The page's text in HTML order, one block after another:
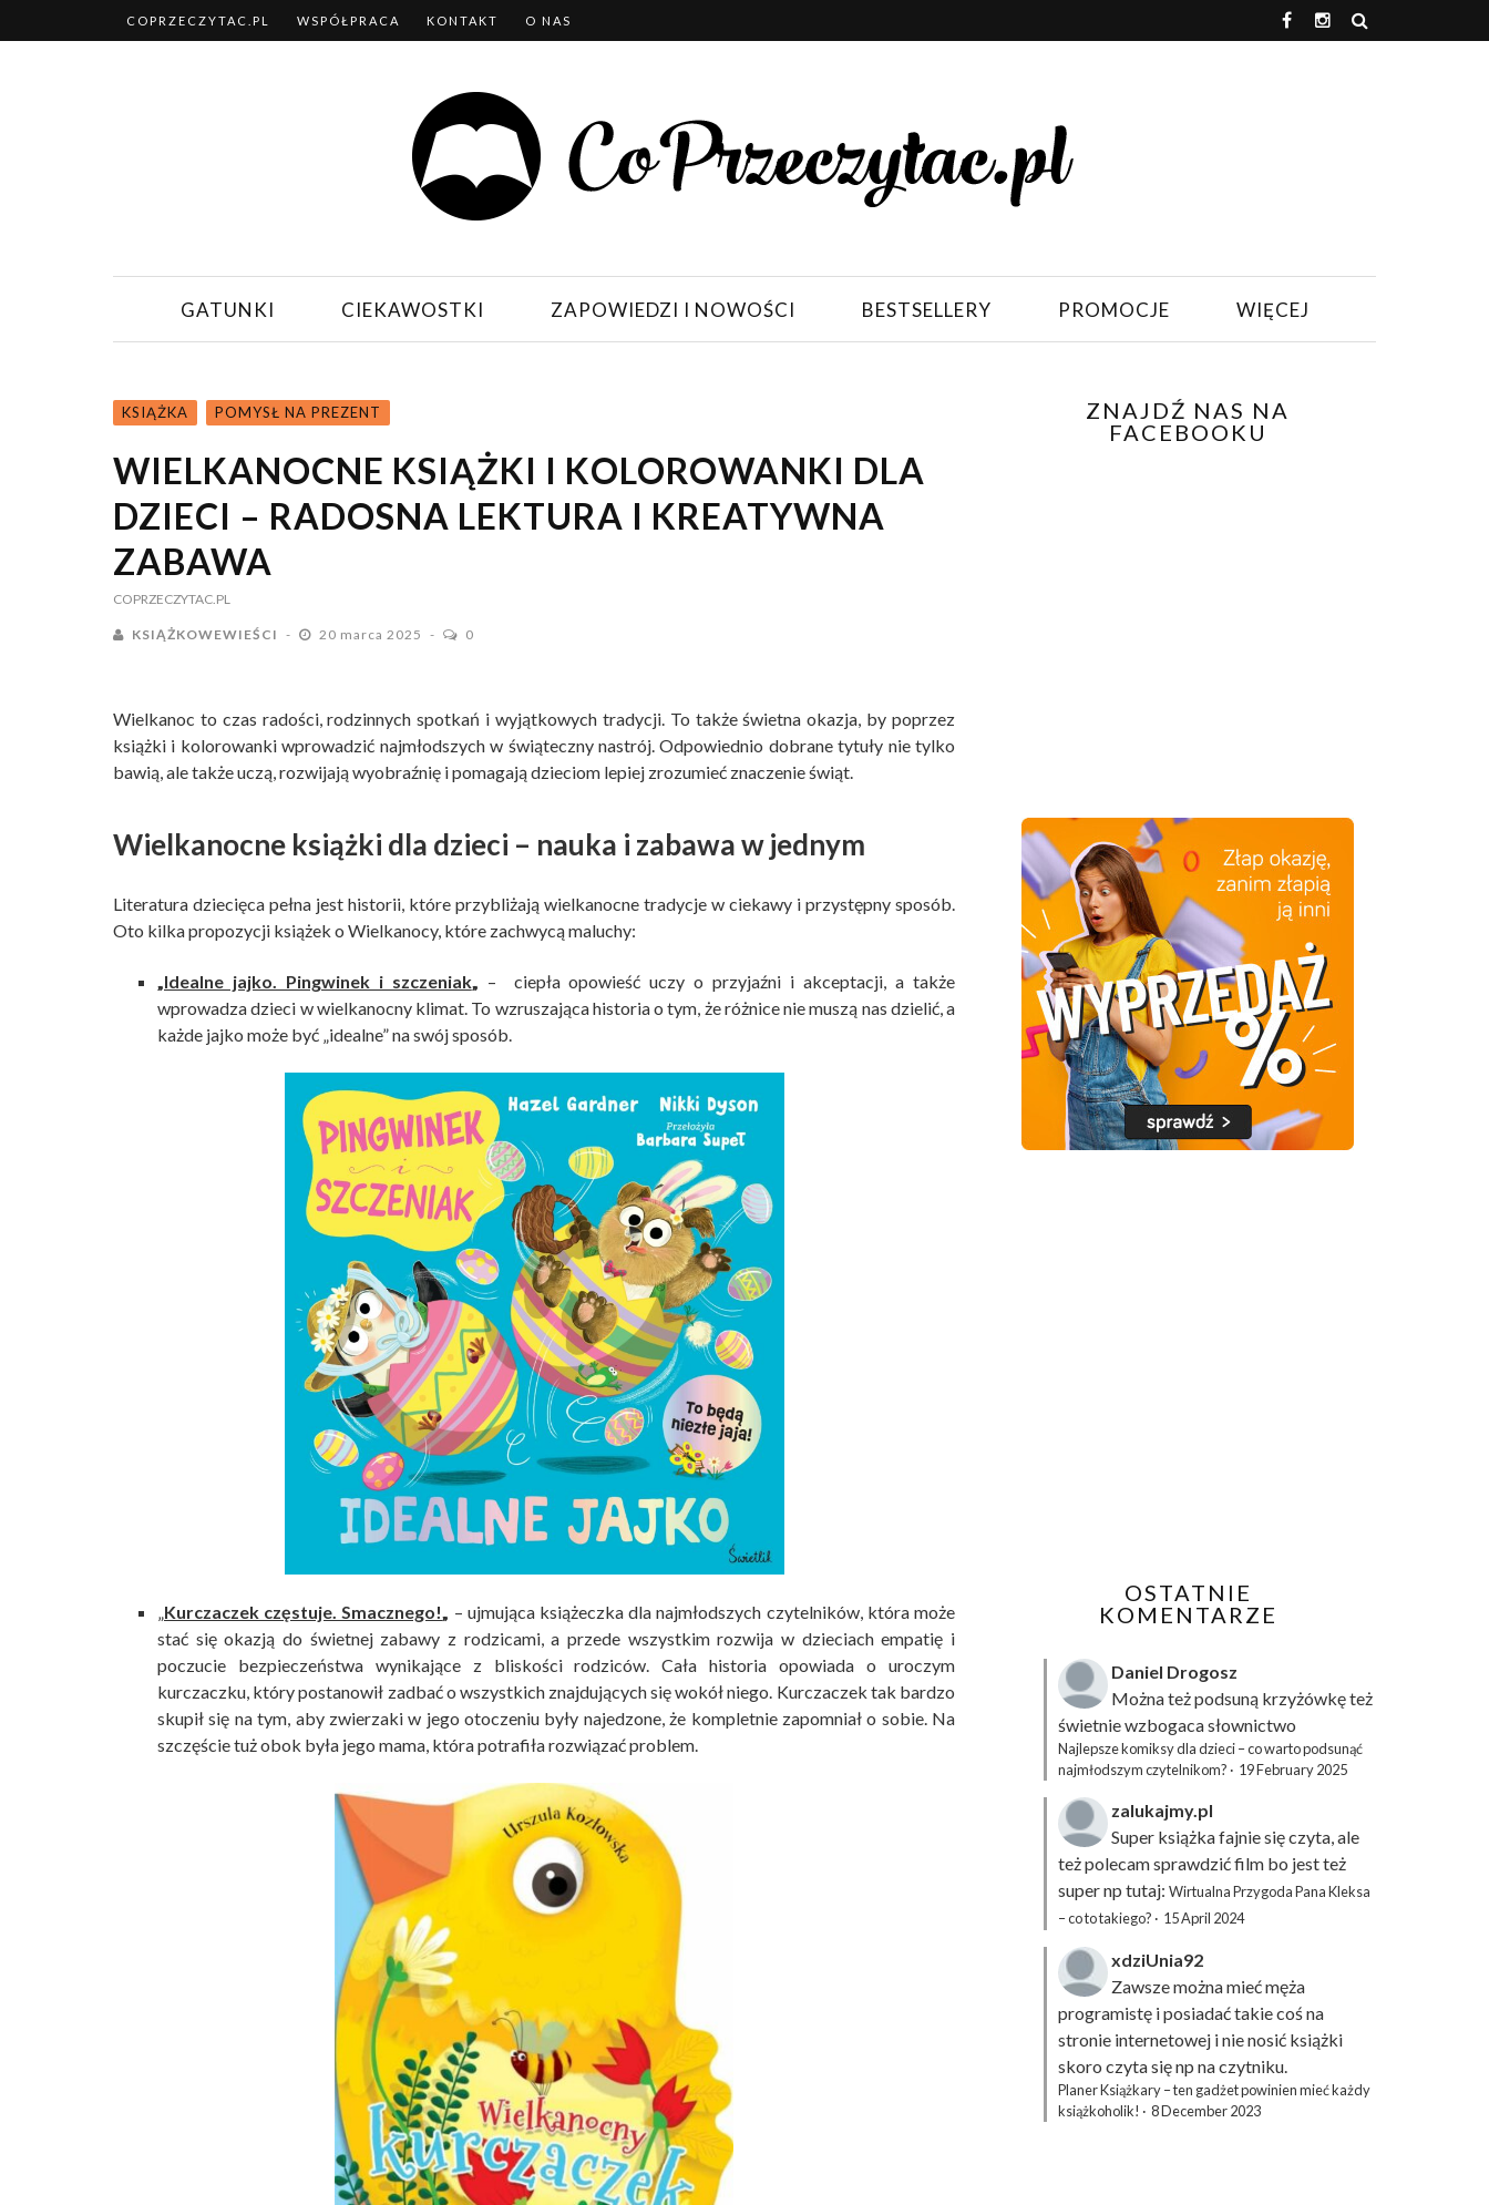
COPRZECZYTAC.PL WSPÓŁPRACA KONTAKT O NAS
GATUNKI CIEKAWOSTKI ZAPOWIEDZI I NOWOŚCI BESTSELLERY PROMOCJE WIĘCEJ
KSIĄŻKA POMYSŁ NA PREZENT
WIELKANOCNE KSIĄŻKI I KOLOROWANKI DLA
DZIECI – RADOSNA LEKTURA I KREATYWNA
ZABAWA
COPRZECZYTAC.PL
KSIĄŻKOWEWIEŚCI 20 marca 2025 0
Wielkanoc to czas radości, rodzinnych spotkań i wyjątkowych tradycji. To także świetna okazja, by poprzez
książki i kolorowanki wprowadzić najmłodszych w świąteczny nastrój. Odpowiednio dobrane tytuły nie tylko
bawią, ale także uczą, rozwijają wyobraźnię i pomagają dzieciom lepiej zrozumieć znaczenie świąt.
Wielkanocne książki dla dzieci – nauka i zabawa w jednym
Literatura dziecięca pełna jest historii, które przybliżają wielkanocne tradycje w ciekawy i przystępny sposób.
Oto kilka propozycji książek o Wielkanocy, które zachwycą maluchy:
Idealne jajko. Pingwinek i szczeniak„
– ciepła opowieść uczy o przyjaźni i akceptacji, a także
wprowadza dzieci w wielkanocny klimat. To wzruszająca historia o tym, że różnice nie muszą nas dzielić, a
każde jajko może być „idealne” na swój sposób.
Kurczaczek częstuje. Smacznego!
– ujmująca książeczka dla najmłodszych czytelników, która może
stać się okazją do świetnej zabawy z rodzicami, a przede wszystkim rozwija w dzieciach empatię i
poczucie bezpieczeństwa wynikające z bliskości rodziców. Cała historia opowiada o uroczym
kurczaczku, który postanowił zadbać o wszystkich znajdujących się wokół niego. Kurczaczek tak bardzo
skupił się na tym, aby zwierzaki w jego otoczeniu były najedzone, że kompletnie zapomniał o sobie. Na
szczęście tuż obok była jego mama, która potrafiła rozwiązać problem.
ZNAJDŹ NAS NA
FACEBOOKU
OSTATNIE
KOMENTARZE
Daniel Drogosz
Można też podsuną krzyżówkęteż
świetnie wzbogaca słownictwo
Najlepsze komiksy dla dzieci – co warto podsunąć
najmłodszym czytelnikom? · 19 February 2025
zalukajmy.pl
Super książka fajnie się czyta, ale
też polecam sprawdzić film bo jest też
super np tutaj: Wirtualna Przygoda Pana Kleksa
– co to takiego? · 15 April 2024
xdziUnia92
Zawsze można mieć męża
programistę i posiadać takie coś na
stronie internetowej i nie nosić książki
skoro czyta się np na czytniku.
Planer Książkary – ten gadżet powinien mieć każdy
książkoholik! · 8 December 2023